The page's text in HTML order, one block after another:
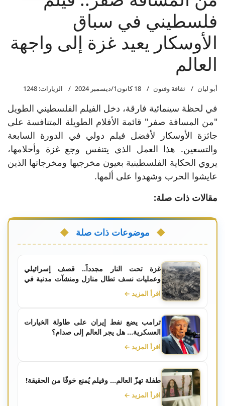
فلسطيني في سباق
الأوسكار يعيد غزة إلى واجهة
العالم
أبو ليان ثقافة وفنون 18 كانون1/ديسمبر 2024 الزيارات: 1248
في لحظة سينمائية فارقة، دخل الفيلم الفلسطيني الطويل
"من المسافة صفر" قائمة الأفلام الطويلة المتنافسة على
جائزة الأوسكار لأفضل فيلم دولي في الدورة السابعة
والتسعين. هذا العمل الذي يتنفس وجع غزة وأحلامها،
يروي الحكاية الفلسطينية بعيون مخرجيها ومخرجاتها الذين
عايشوا الحرب وشهدوا على ألمها.
مقالات ذات صلة:
موضوعات ذات صلة
غزة تحت النار مجدداً.. قصف إسرائيلي
وعمليات نسف تطال منازل ومنشآت مدنية في
عدة مناطق من القطاع
اقرأ المزيد ←
ترامب يضع نفط إيران على طاولة الخيارات
العسكرية… هل يجر العالم إلى صدام؟
اقرأ المزيد ←
طفلة تهزّ العالم... وفيلم يُمنع خوفًا من الحقيقة!
اقرأ المزيد ←